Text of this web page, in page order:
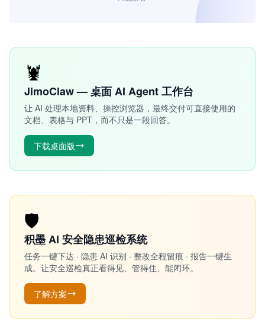
🦞
JimoClaw — 桌面 AI Agent 工作台
让 AI 处理本地资料、操控浏览器，最终交付可直接使用的
文档、表格与 PPT，而不只是一段回答。
下载桌面版
🛡️
积墨 AI 安全隐患巡检系统
任务一键下达 · 隐患 AI 识别 · 整改全程留痕 · 报告一键生
成。让安全巡检真正看得见、管得住、能闭环。
了解方案